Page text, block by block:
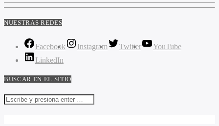
NUESTRAS REDES
Facebook Instagram Twitter
YouTube
LinkedIn
BUSCAR EN EL SITIO